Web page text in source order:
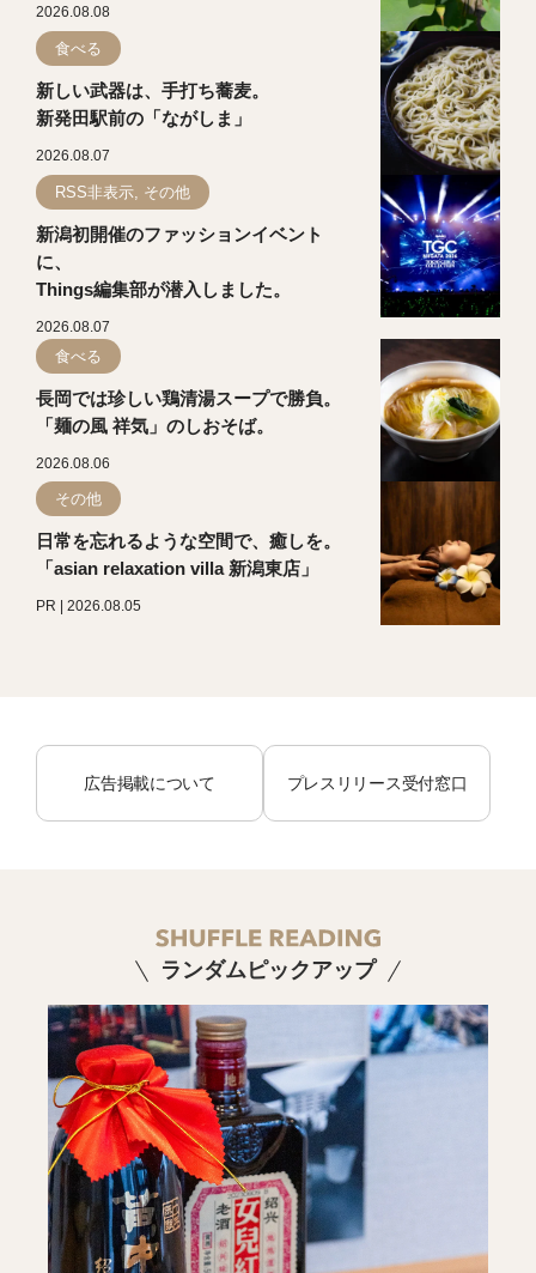
2026.08.08
食べる
新しい武器は、手打ち蕎麦。
新発田駅前の「ながしま」
2026.08.07
RSS非表示, その他
新潟初開催のファッションイベント
に、
Things編集部が潜入しました。
2026.08.07
食べる
長岡では珍しい鶏清湯スープで勝負。
「麺の風 祥気」のしおそば。
2026.08.06
その他
日常を忘れるような空間で、癒しを。
「asian relaxation villa 新潟東店」
PR | 2026.08.05
広告掲載について プレスリリース受付窓口
ランダムピックアップ